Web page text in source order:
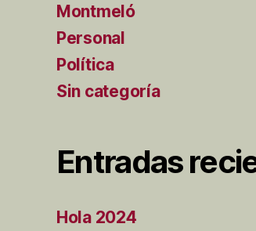
Montmeló
Personal
Política
Sin categoría
Entradas
Hola 2024